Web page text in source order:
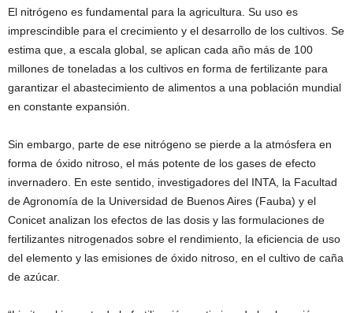
El nitrógeno es fundamental para la agricultura. Su uso es
imprescindible para el crecimiento y el desarrollo de los cultivos. Se
estima que, a escala global, se aplican cada año más de 100
millones de toneladas a los cultivos en forma de fertilizante para
garantizar el abastecimiento de alimentos a una población mundial
en constante expansión.
Sin embargo, parte de ese nitrógeno se pierde a la atmósfera en
forma de óxido nitroso, el más potente de los gases de efecto
invernadero. En este sentido, investigadores del INTA, la Facultad
de Agronomía de la Universidad de Buenos Aires (Fauba) y el
Conicet analizan los efectos de las dosis y las formulaciones de
fertilizantes nitrogenados sobre el rendimiento, la eficiencia de uso
del elemento y las emisiones de óxido nitroso, en el cultivo de caña
de azúcar.